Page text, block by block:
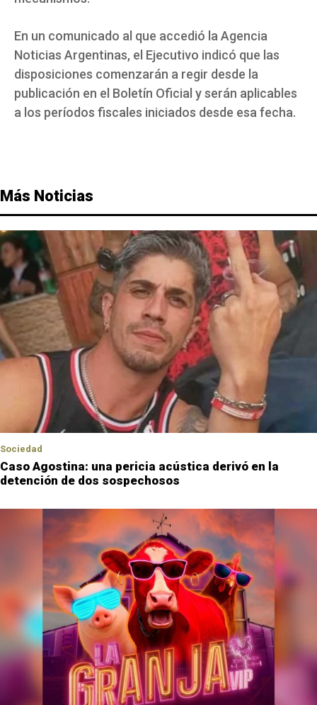
En un comunicado al que accedió la Agencia
Noticias Argentinas, el Ejecutivo indicó que las
disposiciones comenzarán a regir desde la
publicación en el Boletín Oficial y serán aplicables
a los períodos fiscales iniciados desde esa fecha.
Más Noticias
Sociedad
Caso Agostina: una pericia acústica derivó en la
detención de dos sospechosos